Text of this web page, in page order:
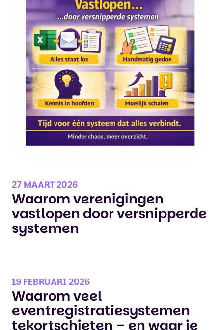
27 MAART 2026
Waarom verenigingen
vastlopen door versnipperde
systemen
19 FEBRUARI 2026
Waarom veel
eventregistratiesystemen
tekortschieten – en waar je